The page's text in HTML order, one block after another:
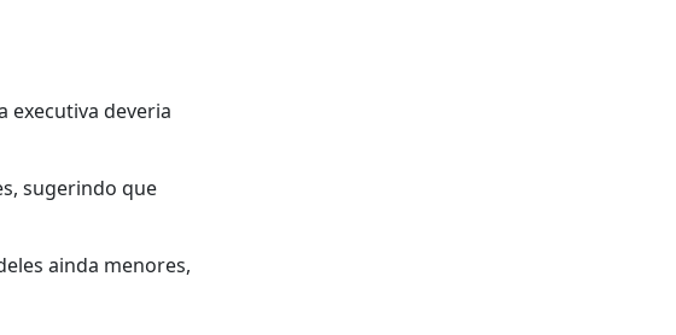
executiva deveria
sugerindo que
ainda menores,